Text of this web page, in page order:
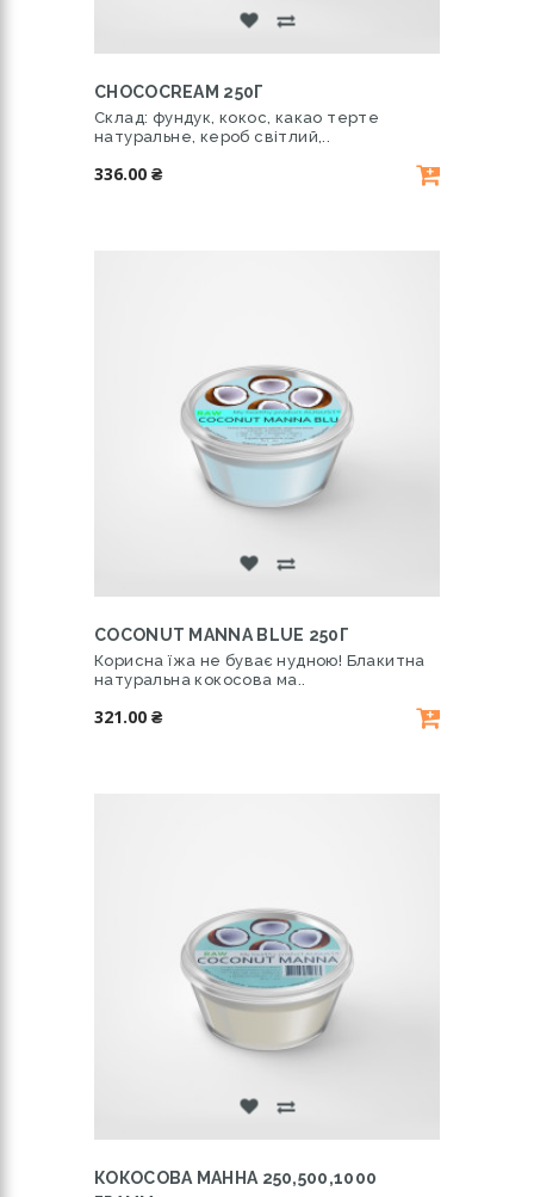
CHOCOCREAM 250Г
Склад: фундук, кокос, какао терте
натуральне, кероб світлий,..
336.00 ₴
COCONUT MANNA BLUE 250Г
Корисна їжа не буває нудною! Блакитна
натуральна кокосова ма..
321.00 ₴
КОКОСОВА МАННА 250,500,1000